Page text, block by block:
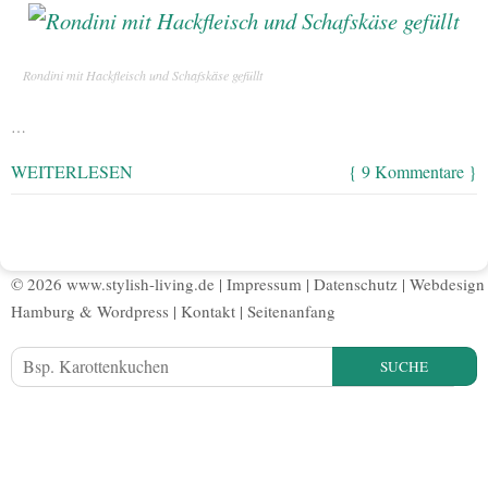
Rondini mit Hackfleisch und Schafskäse gefüllt
…
WEITERLESEN { 9 Kommentare }
© 2026 www.stylish-living.de | Impressum | Datenschutz | Webdesign
Hamburg & Wordpress | Kontakt | Seitenanfang
SUCHE